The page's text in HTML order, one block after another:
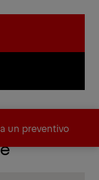
un preventivo